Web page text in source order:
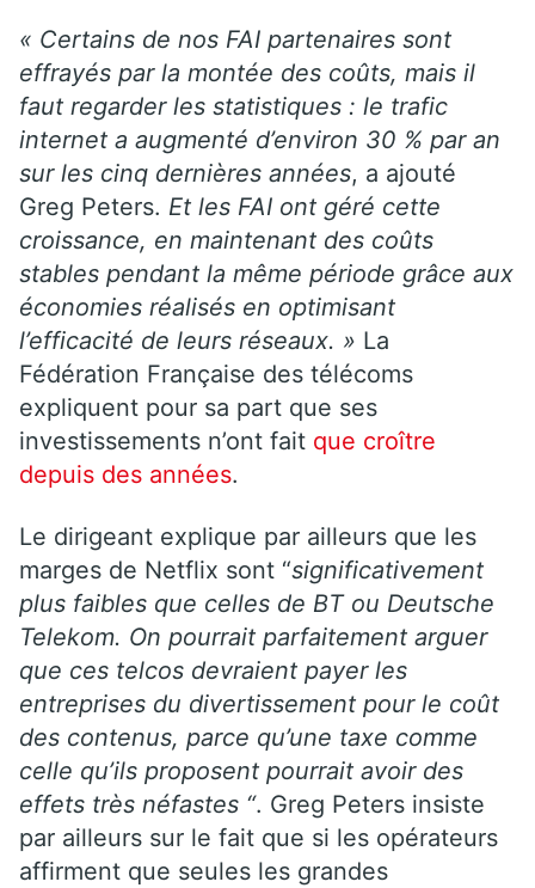
« Certains de nos FAI partenaires sont
effrayés par la montée des coûts, mais il
faut regarder les statistiques : le trafic
internet a augmenté d’environ 30 % par an
sur les cinq dernières années, a ajouté
Greg Peters. Et les FAI ont géré cette
croissance, en maintenant des coûts
stables pendant la même période grâce aux
économies réalisés en optimisant
l’efficacité de leurs réseaux. » La
Fédération Française des télécoms
expliquent pour sa part que ses
investissements n’ont fait que croître
depuis des années.
Le dirigeant explique par ailleurs que les
marges de Netflix sont “significativement
plus faibles que celles de BT ou Deutsche
Telekom. On pourrait parfaitement arguer
que ces telcos devraient payer les
entreprises du divertissement pour le coût
des contenus, parce qu’une taxe comme
celle qu’ils proposent pourrait avoir des
effets très néfastes “. Greg Peters insiste
par ailleurs sur le fait que si les opérateurs
affirment que seules les grandes